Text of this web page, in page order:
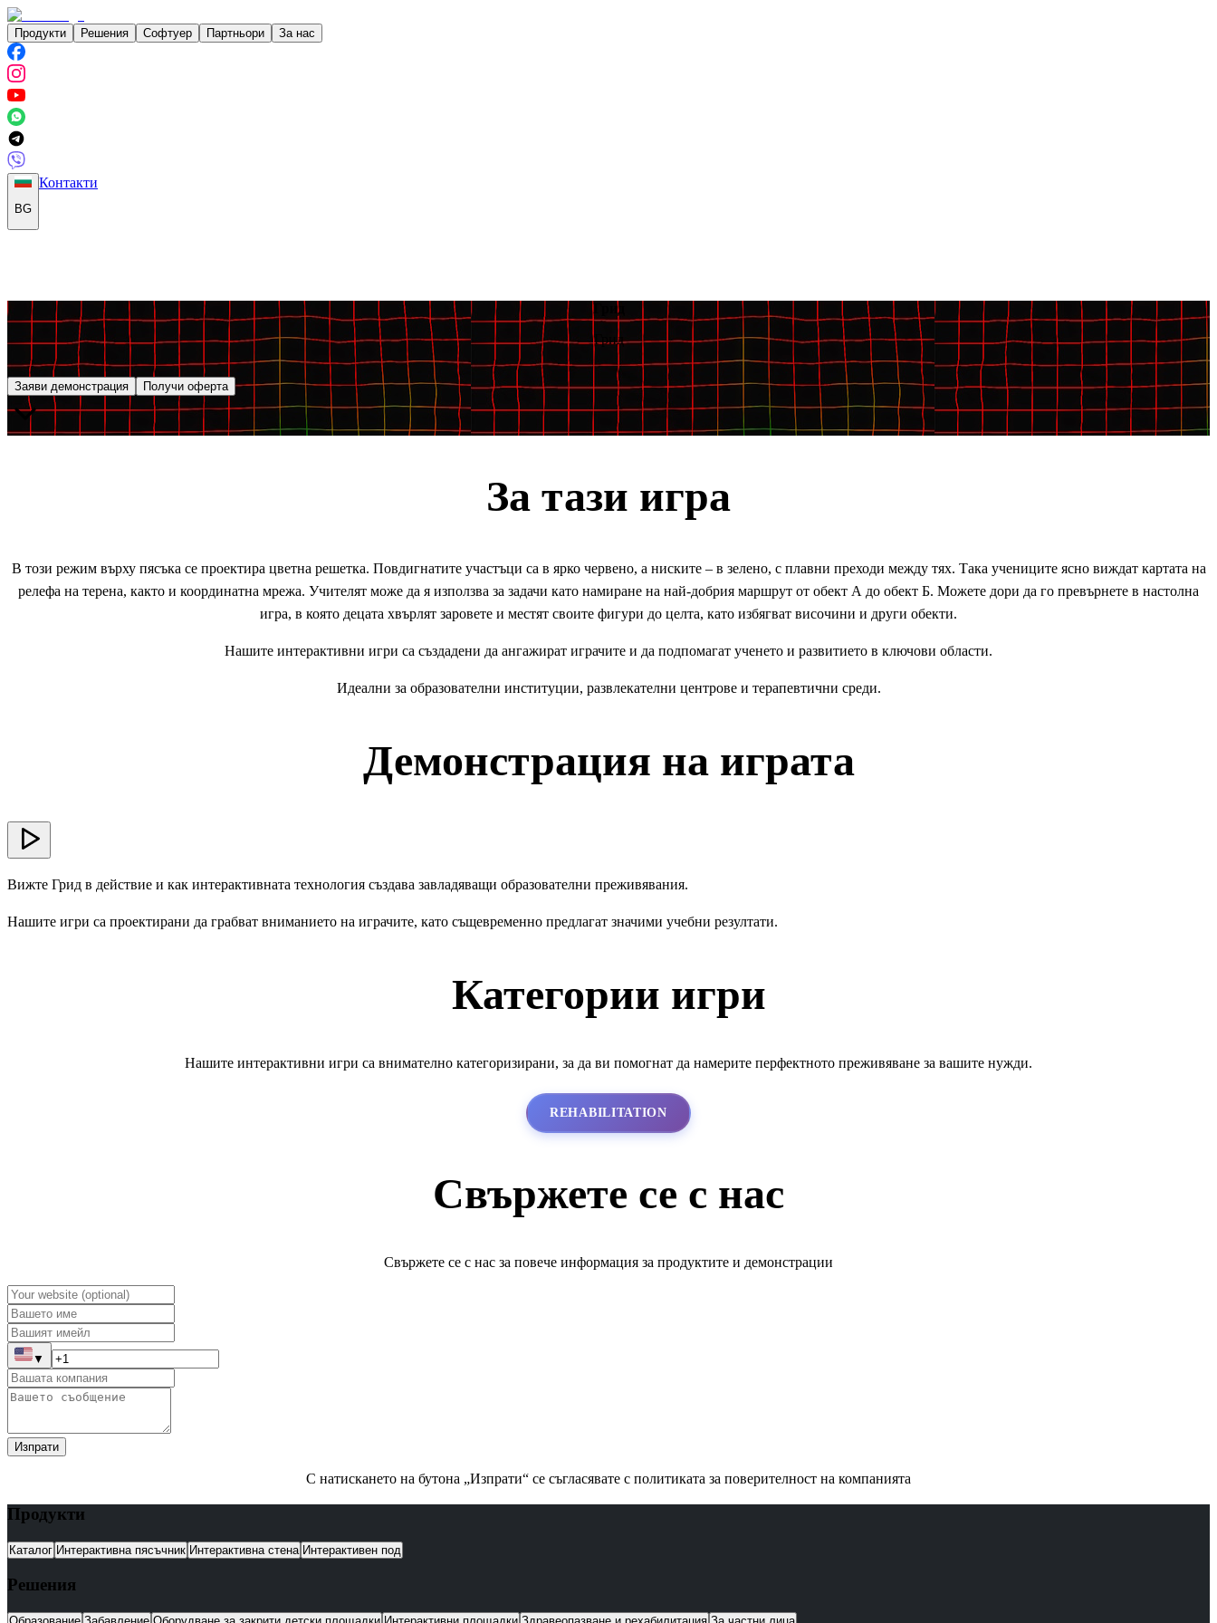
Продукти Решения Софтуер Партньори За нас
BG
Контакти
Грид
Грид
Заяви демонстрация Получи оферта
За тази игра
В този режим върху пясъка се проектира цветна решетка. Повдигнатите участъци са в ярко червено, а ниските – в зелено, с плавни преходи между тях. Така учениците ясно виждат картата на
релефа на терена, както и координатна мрежа. Учителят може да я използва за задачи като намиране на най-добрия маршрут от обект А до обект Б. Можете дори да го превърнете в настолна
игра, в която децата хвърлят заровете и местят своите фигури до целта, като избягват височини и други обекти.
Нашите интерактивни игри са създадени да ангажират играчите и да подпомагат ученето и развитието в ключови области.
Идеални за образователни институции, развлекателни центрове и терапевтични среди.
Демонстрация на играта
Вижте Грид в действие и как интерактивната технология създава завладяващи образователни преживявания.
Нашите игри са проектирани да грабват вниманието на играчите, като същевременно предлагат значими учебни резултати.
Категории игри
Нашите интерактивни игри са внимателно категоризирани, за да ви помогнат да намерите перфектното преживяване за вашите нужди.
REHABILITATION
Свържете се с нас
Свържете се с нас за повече информация за продуктите и демонстрации
▼
Изпрати
С натискането на бутона „Изпрати“ се съгласявате с политиката за поверителност на компанията
Продукти
Каталог Интерактивна пясъчник Интерактивна стена Интерактивен под
Решения